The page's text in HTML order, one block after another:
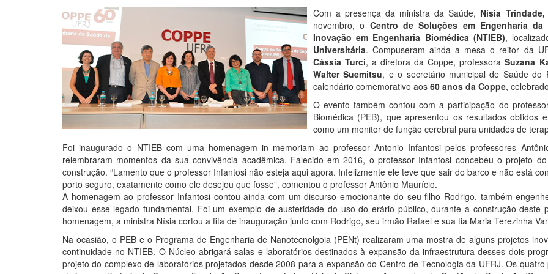
Com a presença da ministra da Saúde, Nísia
novembro, o Centro de Soluções em Engenharia da
Inovação em Engenharia Biomédica (NTIEB),
Universitária. Compuseram ainda a mesa o reitor da
Cássia Turci, a diretora da Coppe, professoraSuzana
Walter Suemitsu, e o secretário municipal de Saúde do
calendário comemorativo aos 60 anos da Coppe,
O evento também contou com a participação do
Biomédica (PEB), que apresentou os resultados obtidos
como um monitor de função cerebral para unidades de
Foi inaugurado o NTIEB com uma homenagem in memoriam ao professor Antonio Infantosi pelos professores
relembraram momentos da sua convivência acadêmica. Falecido em 2016, o professor Infantosi concebeu o projeto
construção. “Lamento que o professor Infantosi não esteja aqui agora. Infelizmente ele teve que sair do barco e não está
porto seguro, exatamente como ele desejou que fosse”, comentou o professor Antônio Maurício.
A homenagem ao professor Infantosi contou ainda com um discurso emocionante do seu filho Rodrigo, também
deixou esse legado fundamental. Foi um exemplo de austeridade do uso do erário público, durante a construção deste
homenagem, a ministra Nísia cortou a fita de inauguração junto com Rodrigo, seu irmão Rafael e sua tia Maria Terezinha
Na ocasião, o PEB e o Programa de Engenharia de Nanotecnolgoia (PENt) realizaram uma mostra de alguns projetos
continuidade no NTIEB. O Núcleo abrigará salas e laboratórios destinados à expansão da infraestrutura desses dois
projeto do complexo de laboratórios projetados desde 2008 para a expansão do Centro de Tecnologia da UFRJ. Os